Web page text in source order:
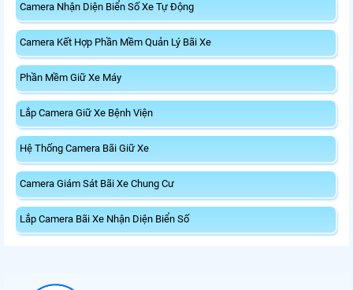
Camera Nhận Diện Biển Số Xe Tự Động
Camera Kết Hợp Phần Mềm Quản Lý Bãi Xe
Phần Mềm Giữ Xe Máy
Lắp Camera Giữ Xe Bệnh Viện
Hệ Thống Camera Bãi Giữ Xe
Camera Giám Sát Bãi Xe Chung Cư
Lắp Camera Bãi Xe Nhận Diện Biển Số